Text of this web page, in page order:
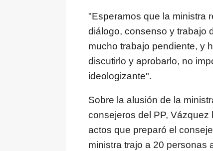
"Esperamos que la ministra
diálogo, consenso y trabajo
mucho trabajo pendiente, y
discutirlo y aprobarlo, no
ideologizante".
Sobre la alusión de la
consejeros del PP,
actos que preparó el
ministra trajo a 20 personas